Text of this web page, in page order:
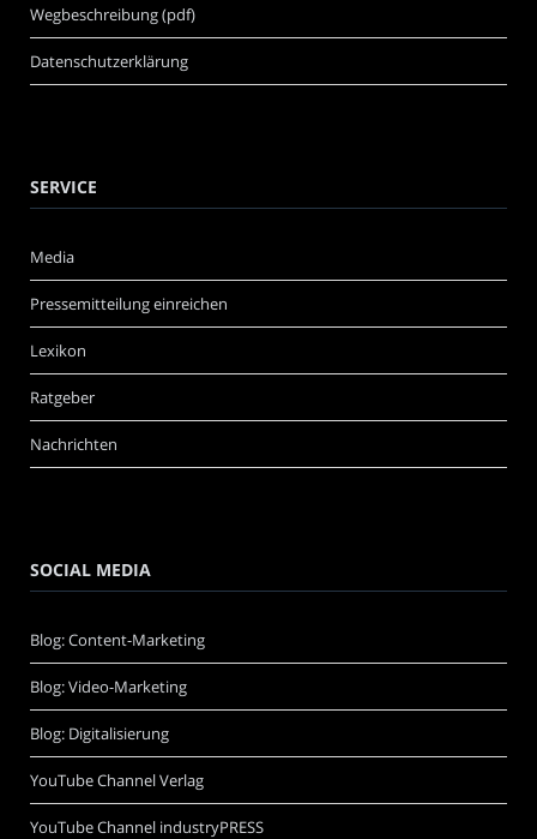
Wegbeschreibung (pdf)
Datenschutzerklärung
SERVICE
Media
Pressemitteilung einreichen
Lexikon
Ratgeber
Nachrichten
SOCIAL MEDIA
Blog: Content-Marketing
Blog: Video-Marketing
Blog: Digitalisierung
YouTube Channel Verlag
YouTube Channel industryPRESS